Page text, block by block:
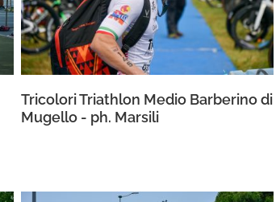
Tricolori Triathlon Medio Barberino di
Mugello - ph. Marsili